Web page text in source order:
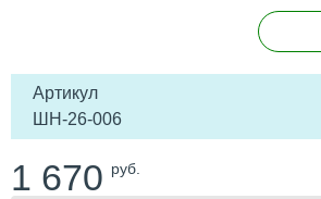
Артикул
ШН-26-006
1 670 руб.